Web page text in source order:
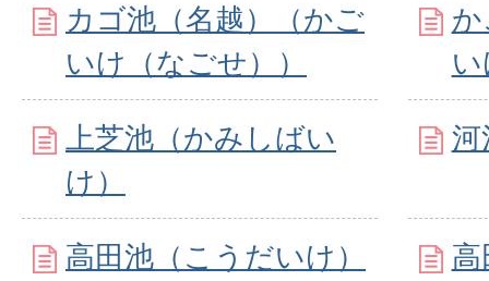
カゴ池（名越）（かご
いけ（なごせ））
上芝池（かみしばい
け）
河
高田池（こうだいけ）